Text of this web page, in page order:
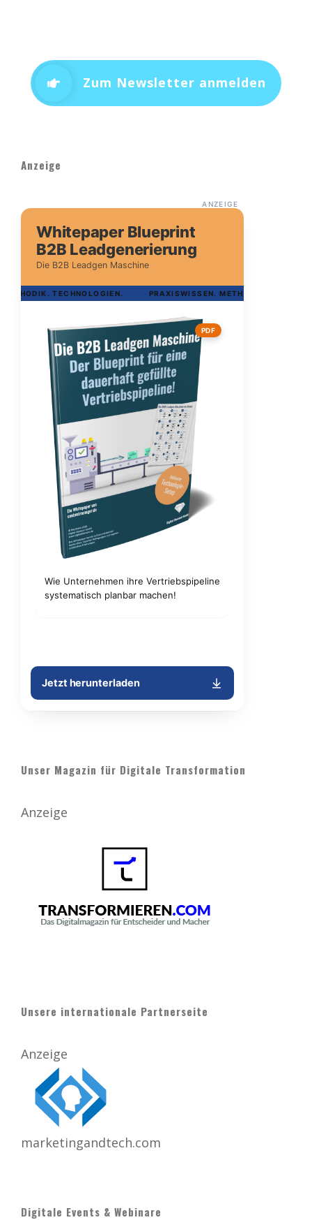
Zum Newsletter anmelden
Anzeige
Unser Magazin für Digitale Transformation
Anzeige
Unsere internationale Partnerseite
Anzeige
marketingandtech.com
Digitale Events & Webinare